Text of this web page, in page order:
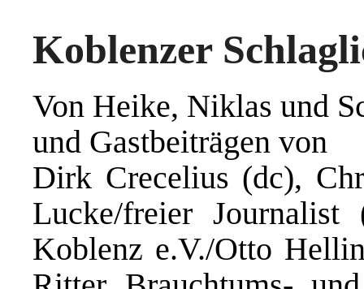
Koblenzer
Von Heike, Niklas und
und Gastbeiträgen von
Dirk Crecelius (dc),
Lucke/freier Journalist
Koblenz e.V./Otto